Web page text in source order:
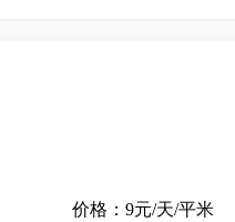
价格：9元/天/平米